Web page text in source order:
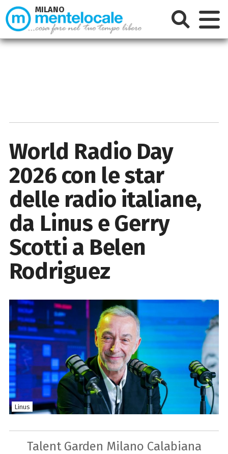
World Radio Day
2026 con le star
delle radio italiane,
da Linus e Gerry
Scotti a Belen
Rodriguez
Linus
Talent Garden Milano Calabiana
MILANO